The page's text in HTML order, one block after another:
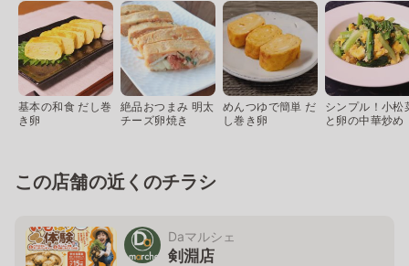
基本の和食 だし巻
き卵
絶品おつまみ 明太
チーズ卵焼き
めんつゆで簡単 だ
し巻き卵
シンプル！小松
と卵の中華炒め
この店舗の近くのチラシ
Daマルシェ
剣淵店